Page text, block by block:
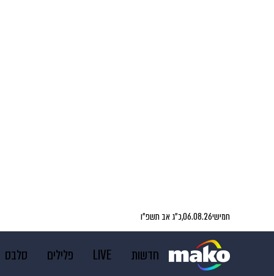
חמישי06.08.26,כ״ג אב תשפ״ו
חדשות LIVE פלילים סלבס